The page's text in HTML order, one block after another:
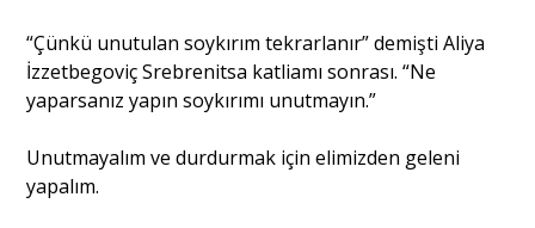
“Çünkü unutulan soykırım tekrarlanır” demişti Aliya
İzzetbegoviç Srebrenitsa katliamı sonrası. “Ne
yaparsanız yapın soykırımı unutmayın.”
Unutmayalım ve durdurmak için elimizden geleni
yapalım.